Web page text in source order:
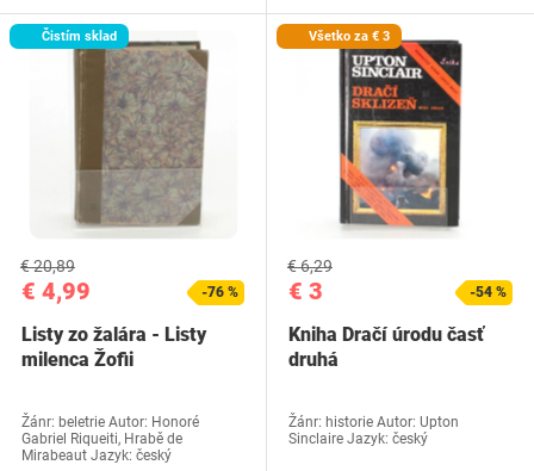
Čistím sklad
€ 4,99
€ 20,89
-76 %
Listy zo žalára - Listy
milenca Žofii
Žánr: beletrie Autor: Honoré
Gabriel Riqueiti, Hrabě de
Mirabeaut Jazyk: český
Všetko za € 3
€ 3
€ 6,29
-54 %
Kniha Dračí úrodu časť
druhá
Žánr: historie Autor: Upton
Sinclaire Jazyk: český